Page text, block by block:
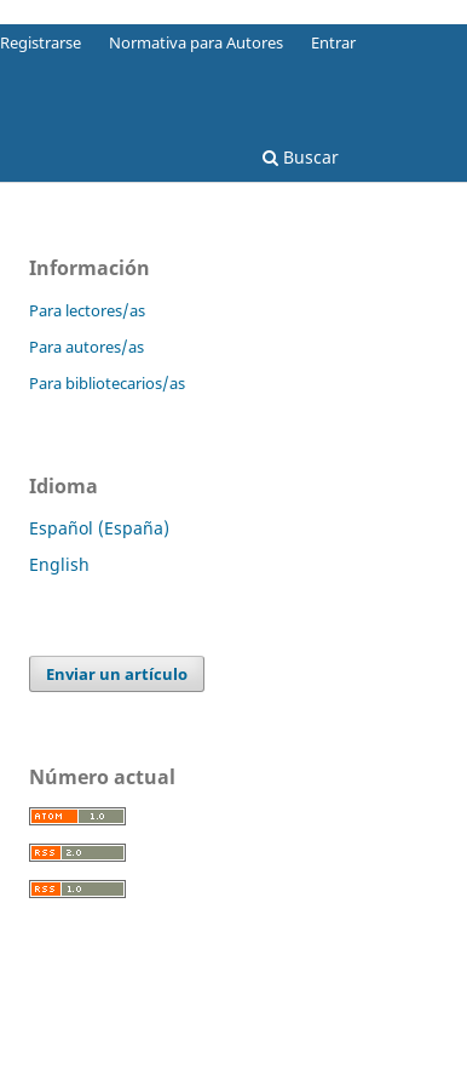
Buscar
Registrarse Normativa para Autores Entrar
Información
Para lectores/as
Para autores/as
Para bibliotecarios/as
Idioma
Español (España)
English
Enviar un artículo
Número actual